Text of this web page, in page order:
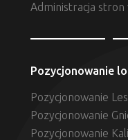
Administracja stron
Pozycjonowanie
Pozycjonowanie
Pozycjonowanie
Pozycjonowanie